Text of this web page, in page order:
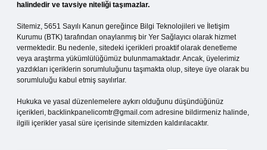
halindedir ve tavsiye niteliği taşımazlar.
Sitemiz, 5651 Sayılı Kanun gereğince Bilgi Teknolojileri ve İletişim
Kurumu (BTK) tarafından onaylanmış bir Yer Sağlayıcı olarak hizmet
vermektedir. Bu nedenle, sitedeki içerikleri proaktif olarak denetleme
veya araştırma yükümlülüğümüz bulunmamaktadır. Ancak, üyelerimiz
yazdıkları içeriklerin sorumluluğunu taşımakta olup, siteye üye olarak bu
sorumluluğu kabul etmiş sayılırlar.
Hukuka ve yasal düzenlemelere aykırı olduğunu düşündüğünüz
içerikleri, backlinkpanelicomtr@gmail.com adresine bildirmeniz halinde,
ilgili içerikler yasal süre içerisinde sitemizden kaldırılacaktır.